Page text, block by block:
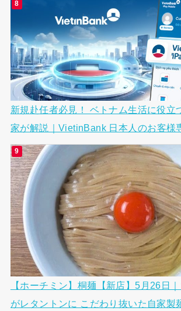
新規赴任者必見！ ベトナム生活に役立
家が解説｜VietinBank 日本人のお客様
【ホーチミン】桐麺【新店】5月26日
がレタントンに こだわり抜いた自家製